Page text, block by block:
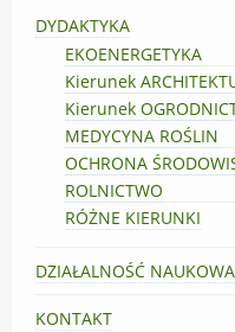
DYDAKTYKA
EKOENERGETYKA
Kierunek
Kierunek
MEDYCYNA ROŚLIN
OCHRONA
ROLNICTWO
RÓŻNE KIERUNKI
DZIAŁALNOŚĆ NAUKOWA
KONTAKT